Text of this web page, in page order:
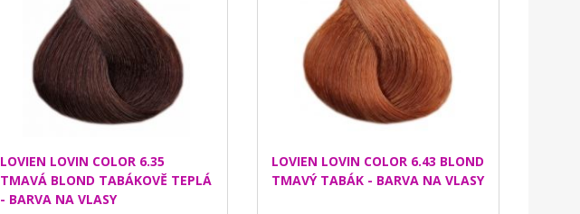
LOVIEN LOVIN COLOR 6.35
TMAVÁ BLOND TABÁKOVĚ TEPLÁ
- BARVA NA VLASY
LOVIEN LOVIN COLOR 6.43 BLOND
TMAVÝ TABÁK - BARVA NA VLASY